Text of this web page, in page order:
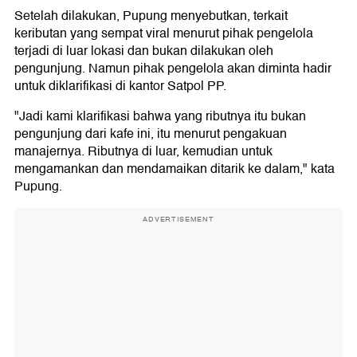
Setelah dilakukan, Pupung menyebutkan, terkait
keributan yang sempat viral menurut pihak pengelola
terjadi di luar lokasi dan bukan dilakukan oleh
pengunjung. Namun pihak pengelola akan diminta hadir
untuk diklarifikasi di kantor Satpol PP.
"Jadi kami klarifikasi bahwa yang ributnya itu bukan
pengunjung dari kafe ini, itu menurut pengakuan
manajernya. Ributnya di luar, kemudian untuk
mengamankan dan mendamaikan ditarik ke dalam," kata
Pupung.
ADVERTISEMENT